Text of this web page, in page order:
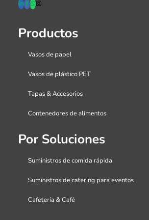
Productos
Vasos de papel
Vasos de plástico PET
Tapas & Accesorios
Contenedores de alimentos
Por Soluciones
Suministros de comida rápida
Suministros de catering para eventos
Cafetería & Café